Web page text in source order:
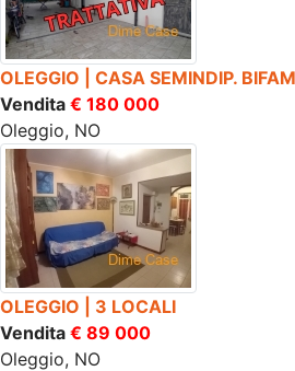
OLEGGIO | CASA SEMINDIP.
Vendita € 180 000
Oleggio, NO
OLEGGIO | 3 LOCALI
Vendita € 89 000
Oleggio, NO